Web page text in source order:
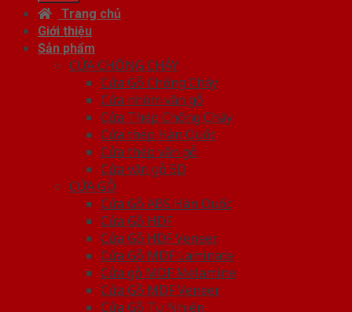
Trang chủ
Giới thiệu
Sản phẩm
CỬA CHỐNG CHÁY
Cửa Gỗ Chống Cháy
Cửa nhôm vân gỗ
Cửa Thép Chống Cháy
Cửa thép Hàn Quốc
Cửa thép vân gỗ
Cửa vân gỗ 5D
CỬA GỖ
Cửa Gỗ ABS Hàn Quốc
Cửa Gỗ HDF
Cửa Gỗ HDF Veneer
Cửa Gỗ MDF Laminate
Cửa gỗ MDF Melamine
Cửa Gỗ MDF Veneer
Cửa Gỗ Tự Nhiên